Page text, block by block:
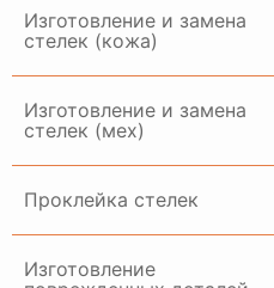
Изготовление и замена
стелек (кожа)
Изготовление и замена
стелек (мех)
Проклейка стелек
Изготовление